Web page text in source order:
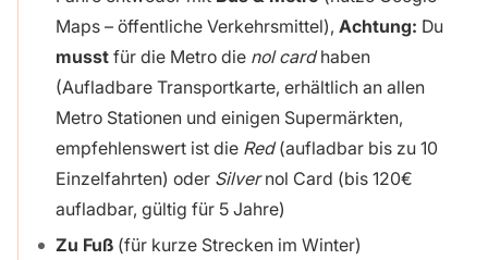
Maps – öffentliche Verkehrsmittel), Achtung: Du
musstfür die Metro die nol cardhaben
(Aufladbare Transportkarte, erhältlich an allen
Metro Stationen und einigen Supermärkten,
empfehlenswert ist die Red(aufladbar bis zu 10
Einzelfahrten) oder Silvernol Card (bis 120€
aufladbar, gültig für 5 Jahre)
Zu Fuß(für kurze Strecken im Winter)